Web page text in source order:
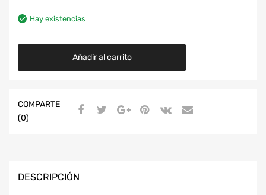
Hay existencias
Añadir al carrito
COMPARTE
(0)
DESCRIPCIÓN